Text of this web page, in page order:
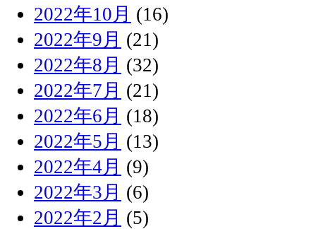
2022年10月 (16)
2022年9月 (21)
2022年8月 (32)
2022年7月 (21)
2022年6月 (18)
2022年5月 (13)
2022年4月 (9)
2022年3月 (6)
2022年2月 (5)